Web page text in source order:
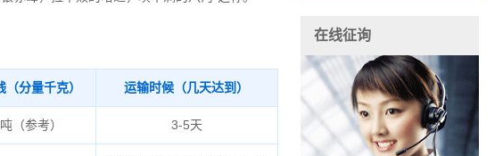
分量千克） 运输时候（几天达到）
（参考） 3-5天
在线征询